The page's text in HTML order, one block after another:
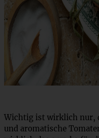
Wichtig ist wirklich nur,
und aromatische